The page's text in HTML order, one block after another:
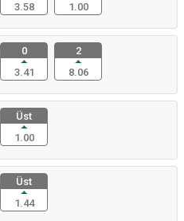
3.58
1.00
0
3.41
2
8.06
Üst
1.00
Üst
1.44